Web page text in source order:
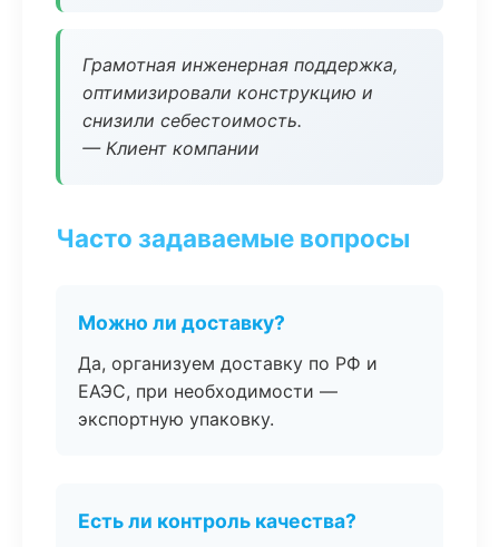
Грамотная инженерная поддержка,
оптимизировали конструкцию и
снизили себестоимость.
— Клиент компании
Часто задаваемые вопросы
Можно ли доставку?
Да, организуем доставку по РФ и
ЕАЭС, при необходимости —
экспортную упаковку.
Есть ли контроль качества?